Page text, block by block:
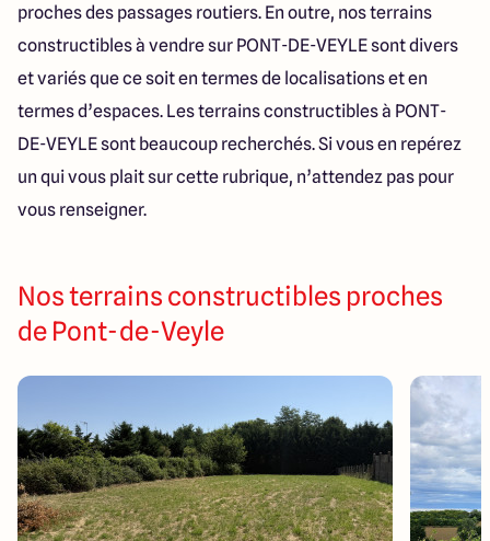
proches des passages routiers. En outre, nos terrains
constructibles à vendre sur PONT-DE-VEYLE sont divers
et variés que ce soit en termes de localisations et en
termes d’espaces. Les terrains constructibles à PONT-
DE-VEYLE sont beaucoup recherchés. Si vous en repérez
un qui vous plait sur cette rubrique, n’attendez pas pour
vous renseigner.
Nos terrains constructibles proches
de Pont-de-Veyle